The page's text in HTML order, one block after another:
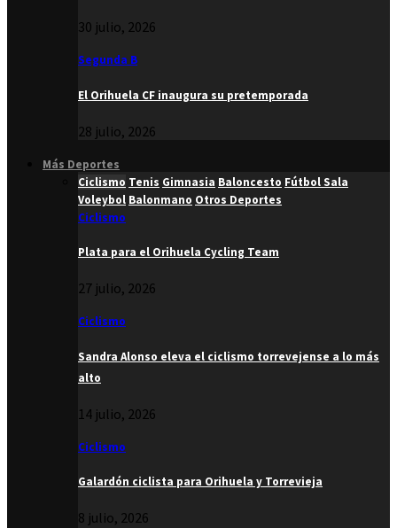
30 julio, 2026
Segunda B
El Orihuela CF inaugura su pretemporada
28 julio, 2026
Más Deportes
Ciclismo Tenis Gimnasia Baloncesto Fútbol Sala
Voleybol Balonmano Otros Deportes
Ciclismo
Plata para el Orihuela Cycling Team
27 julio, 2026
Ciclismo
Sandra Alonso eleva el ciclismo torrevejense a lo más
alto
14 julio, 2026
Ciclismo
Galardón ciclista para Orihuela y Torrevieja
8 julio, 2026